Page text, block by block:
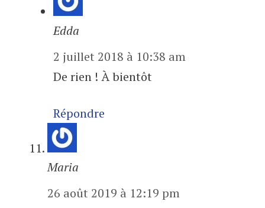
Edda
2 juillet 2018 à 10:38 am
De rien ! À bientôt
Répondre
Maria
26 août 2019 à 12:19 pm